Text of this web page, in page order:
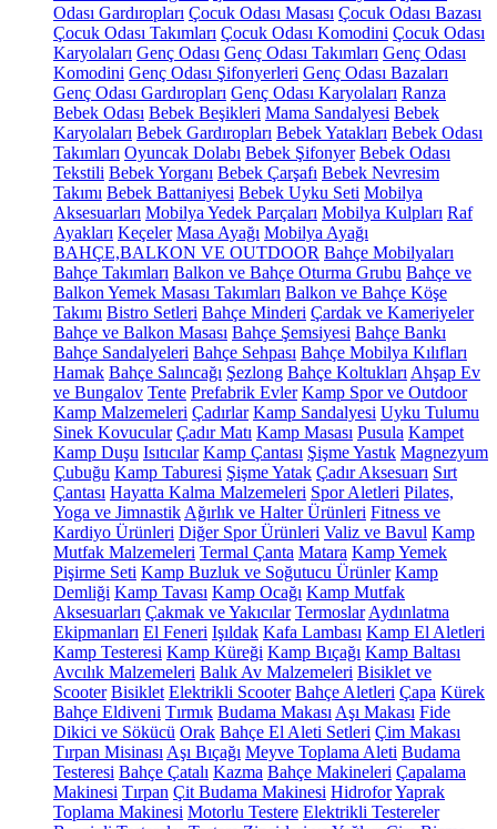
Odası Gardıropları Çocuk Odası Masası Çocuk Odası Bazası
Çocuk Odası Takımları Çocuk Odası Komodini Çocuk Odası
Karyolaları Genç Odası Genç Odası Takımları Genç Odası
Komodini Genç Odası Şifonyerleri Genç Odası Bazaları
Genç Odası Gardıropları Genç Odası Karyolaları Ranza
Bebek Odası Bebek Beşikleri Mama Sandalyesi Bebek
Karyolaları Bebek Gardıropları Bebek Yatakları Bebek Odası
Takımları Oyuncak Dolabı Bebek Şifonyer Bebek Odası
Tekstili Bebek Yorganı Bebek Çarşafı Bebek Nevresim
Takımı Bebek Battaniyesi Bebek Uyku Seti Mobilya
Aksesuarları Mobilya Yedek Parçaları Mobilya Kulpları Raf
Ayakları Keçeler Masa Ayağı Mobilya Ayağı
BAHÇE,BALKON VE OUTDOOR Bahçe Mobilyaları
Bahçe Takımları Balkon ve Bahçe Oturma Grubu Bahçe ve
Balkon Yemek Masası Takımları Balkon ve Bahçe Köşe
Takımı Bistro Setleri Bahçe Minderi Çardak ve Kameriyeler
Bahçe ve Balkon Masası Bahçe Şemsiyesi Bahçe Bankı
Bahçe Sandalyeleri Bahçe Sehpası Bahçe Mobilya Kılıfları
Hamak Bahçe Salıncağı Şezlong Bahçe Koltukları Ahşap Ev
ve Bungalov Tente Prefabrik Evler Kamp Spor ve Outdoor
Kamp Malzemeleri Çadırlar Kamp Sandalyesi Uyku Tulumu
Sinek Kovucular Çadır Matı Kamp Masası Pusula Kampet
Kamp Duşu Isıtıcılar Kamp Çantası Şişme Yastık Magnezyum
Çubuğu Kamp Taburesi Şişme Yatak Çadır Aksesuarı Sırt
Çantası Hayatta Kalma Malzemeleri Spor Aletleri Pilates,
Yoga ve Jimnastik Ağırlık ve Halter Ürünleri Fitness ve
Kardiyo Ürünleri Diğer Spor Ürünleri Valiz ve Bavul Kamp
Mutfak Malzemeleri Termal Çanta Matara Kamp Yemek
Pişirme Seti Kamp Buzluk ve Soğutucu Ürünler Kamp
Demliği Kamp Tavası Kamp Ocağı Kamp Mutfak
Aksesuarları Çakmak ve Yakıcılar Termoslar Aydınlatma
Ekipmanları El Feneri Işıldak Kafa Lambası Kamp El Aletleri
Kamp Testeresi Kamp Küreği Kamp Bıçağı Kamp Baltası
Avcılık Malzemeleri Balık Av Malzemeleri Bisiklet ve
Scooter Bisiklet Elektrikli Scooter Bahçe Aletleri Çapa Kürek
Bahçe Eldiveni Tırmık Budama Makası Aşı Makası Fide
Dikici ve Sökücü Orak Bahçe El Aleti Setleri Çim Makası
Tırpan Misinası Aşı Bıçağı Meyve Toplama Aleti Budama
Testeresi Bahçe Çatalı Kazma Bahçe Makineleri Çapalama
Makinesi Tırpan Çit Budama Makinesi HidroforYaprak
Toplama Makinesi Motorlu Testere Elektrikli Testereler